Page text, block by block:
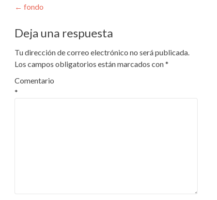
Navegación
de
entradas
← fondo
Deja una respuesta
Tu dirección de correo electrónico no será publicada.
Los campos obligatorios están marcados con*
Comentario
*